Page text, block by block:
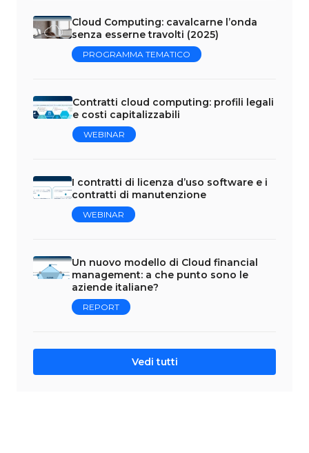
Cloud Computing: cavalcarne l’onda
senza esserne travolti (2025)
PROGRAMMA TEMATICO
Contratti cloud computing: profili legali
e costi capitalizzabili
WEBINAR
I contratti di licenza d’uso software e i
contratti di manutenzione
WEBINAR
Un nuovo modello di Cloud financial
management: a che punto sono le
aziende italiane?
REPORT
Vedi tutti